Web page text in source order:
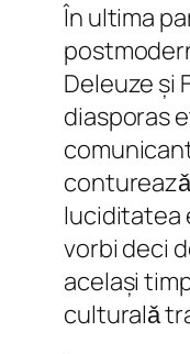
În ultima
Deleuze și
diasporas
luciditatea
vorbi deci
același
culturalǎ